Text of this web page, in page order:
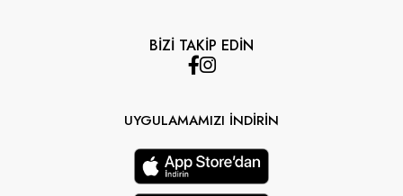
BİZİ TAKİP EDİN
UYGULAMAMIZI İNDİRİN